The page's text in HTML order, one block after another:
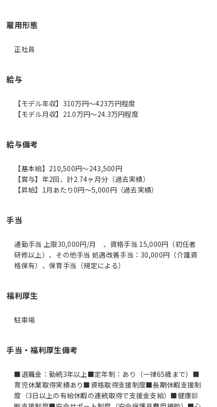
雇用形態
正社員
給与
【モデル年収】310万円〜423万円程度
【モデル月収】21.0万円〜24.3万円程度
給与備考
【基本給】210,500円～243,500円
【賞与】年2回、計2.74ヶ月分（過去実績）
【昇給】1月あたり0円～5,000円（過去実績）
手当
通勤手当 上限30,000円/月 、資格手当 15,000円（初任者
研修以上）、その他手当 処遇改善手当：30,000円（介護資
格保有）、保育手当（規定による）
福利厚生
駐車場
手当・福利厚生備考
■退職金：勤続3年以上■定年制：あり（一律65歳まで）■
育児休業取得実績あり■資格取得支援制度■長期休暇支援制
度（3日以上の有給休暇の連続取得で支援金支給）■健康診